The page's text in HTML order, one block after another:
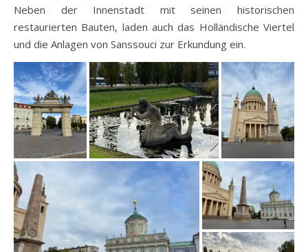
Neben der Innenstadt mit seinen historischen
restaurierten Bauten, laden auch das Holländische Viertel
und die Anlagen von Sanssouci zur Erkundung ein.